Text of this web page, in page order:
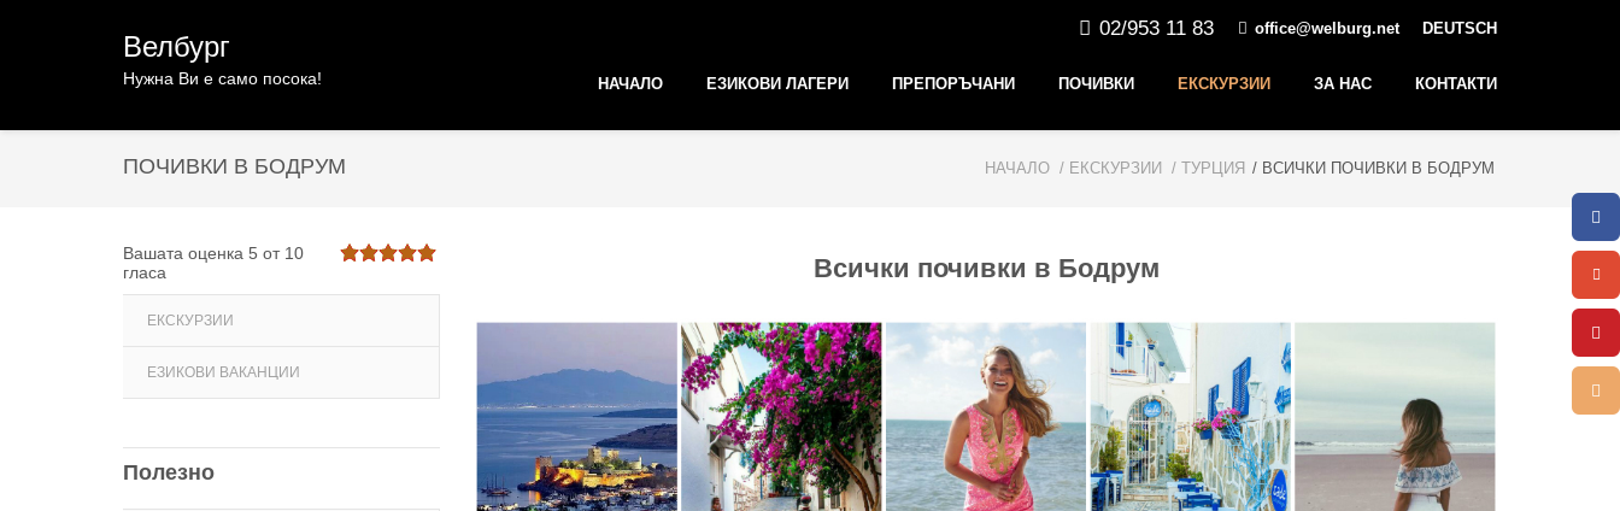
02/953 11 83 office@welburg.net DEUTSCH
Велбург
Нужна Ви е само посока! НАЧАЛО ЕЗИКОВИ ЛАГЕРИ ПРЕПОРЪЧАНИ ПОЧИВКИ ЕКСКУРЗИИ ЗА НАС КОНТАКТИ
ПОЧИВКИ В БОДРУМ НАЧАЛО / ЕКСКУРЗИИ / ТУРЦИЯ / ВСИЧКИ ПОЧИВКИ В БОДРУМ
Вашата оценка 5 от 10
гласа
ЕКСКУРЗИИ
ЕЗИКОВИ ВАКАНЦИИ
Полезно
Всички почивки в Бодрум